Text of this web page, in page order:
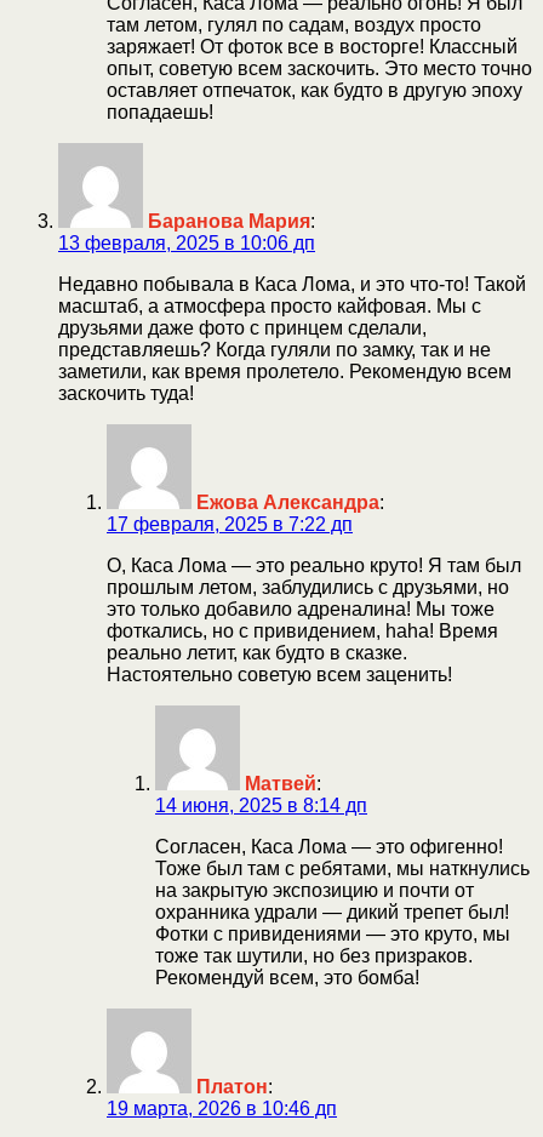
там летом, гулял по садам, воздух просто
заряжает! От фоток все в восторге! Классный
опыт, советую всем заскочить. Это место точно
оставляет отпечаток, как будто в другую эпоху
попадаешь!
Баранова Мария:
13 февраля, 2025 в 10:06 дп
Недавно побывала в Каса Лома, и это что-то! Такой
масштаб, а атмосфера просто кайфовая. Мы с
друзьями даже фото с принцем сделали,
представляешь? Когда гуляли по замку, так и не
заметили, как время пролетело. Рекомендую всем
заскочить туда!
Ежова Александра:
17 февраля, 2025 в 7:22 дп
О, Каса Лома — это реально круто! Я там был
прошлым летом, заблудились с друзьями, но
это только добавило адреналина! Мы тоже
фоткались, но с привидением, haha! Время
реально летит, как будто в сказке.
Настоятельно советую всем заценить!
Матвей:
14 июня, 2025 в 8:14 дп
Согласен, Каса Лома — это офигенно!
Тоже был там с ребятами, мы наткнулись
на закрытую экспозицию и почти от
охранника удрали — дикий трепет был!
Фотки с привидениями — это круто, мы
тоже так шутили, но без призраков.
Рекомендуй всем, это бомба!
Платон:
19 марта, 2026 в 10:46 дп